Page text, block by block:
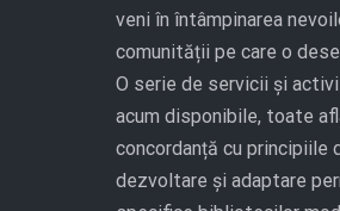
veni în întâmpinarea
comunității pe care o
O serie de servicii și
acum disponibile, toate
concordanță cu principiile
dezvoltare și adaptare